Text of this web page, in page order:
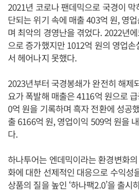
2021년 코로나 팬데믹으로 국경이
단되는 위기 속에 매출 403억 원, 영
며 최악의 경영난을 겪었다. 2022년
으로 증가했지만 1012억 원의 영업
서 헤어나지 못했다.
2023년부터 국경봉쇄가 완전히 해제
요가 폭발해 매출은 4116억 원으로
0억 원을 기록하며 흑자 전환에 성공
출 6166억 원, 영업이익 509억 원을
다.
하나투어는 엔데믹이라는 환경변화
화에 대한 선제적인 대응으로 수익성
상품의 질을 높인 ‘하나팩2.0’을 출시